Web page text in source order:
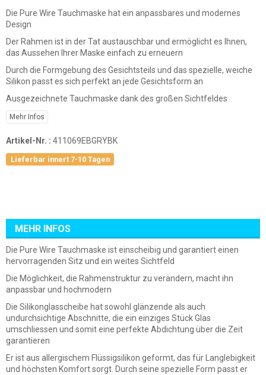
Die Pure Wire Tauchmaske hat ein anpassbares und modernes
Design
Der Rahmen ist in der Tat austauschbar und ermöglicht es Ihnen,
das Aussehen Ihrer Maske einfach zu erneuern
Durch die Formgebung des Gesichtsteils und das spezielle, weiche
Silikon passt es sich perfekt an jede Gesichtsform an
Ausgezeichnete Tauchmaske dank des großen Sichtfeldes
Mehr Infos
Artikel-Nr. : 411069EBGRYBK
Lieferbar innert 7-10 Tagen
MEHR INFOS
Die Pure Wire Tauchmaske ist einscheibig und garantiert einen
hervorragenden Sitz und ein weites Sichtfeld
Die Möglichkeit, die Rahmenstruktur zu verändern, macht ihn
anpassbar und hochmodern
Die Silikonglasscheibe hat sowohl glänzende als auch
undurchsichtige Abschnitte, die ein einziges Stück Glas
umschliessen und somit eine perfekte Abdichtung über die Zeit
garantieren
Er ist aus allergischem Flüssigsilikon geformt, das für Langlebigkeit
und höchsten Komfort sorgt. Durch seine spezielle Form passt er